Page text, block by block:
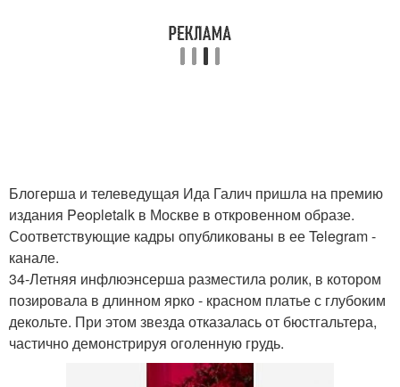
Блогерша и телеведущая Ида Галич пришла на премию
издания Peopletalk в Москве в откровенном образе.
Соответствующие кадры опубликованы в ее Telegram -
канале.
34-Летняя инфлюэнсерша разместила ролик, в котором
позировала в длинном ярко - красном платье с глубоким
декольте. При этом звезда отказалась от бюстгальтера,
частично демонстрируя оголенную грудь.